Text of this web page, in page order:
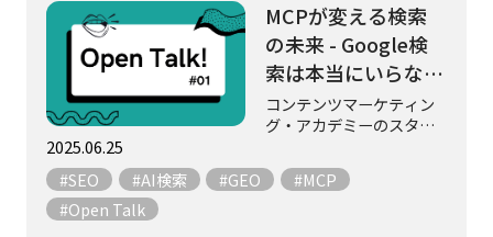
2025.06.25
MCPが変える検索
の未来 - Google検
索は本当にいらなく
なるの？
コンテンツマーケティン
グ・アカデミーのスタッ
やコンテンツにまつわる
テーマについて、気まま
#SEO #AI検索 #GEO
#MCP
#Open Talk